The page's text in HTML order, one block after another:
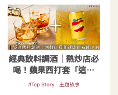
經典飲料調酒｜熱炒店必
喝！蘋果西打套「這幾
樣」就成簡易雞尾酒
#Top Story | 主題故事